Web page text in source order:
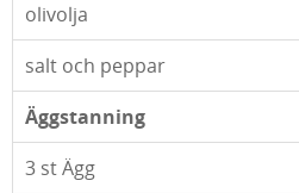
olivolja
salt och peppar
Äggstanning
3 st Ägg